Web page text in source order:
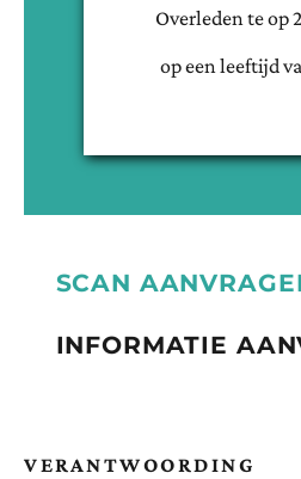
Overleden teop
op een leeftijd
SCAN
INFORMATIE
VERANTWOORDING